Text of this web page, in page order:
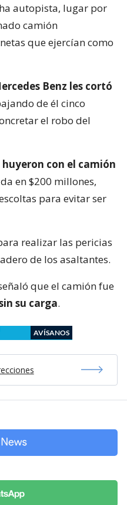
autopista, lugar por
camión
que ejercían como
Benz les cortó
de él cinco
el robo del
con el camión
en $200 millones,
para evitar ser
realizar las pericias
de los asaltantes.
que el camión fue
su carga.
AVÍSANOS